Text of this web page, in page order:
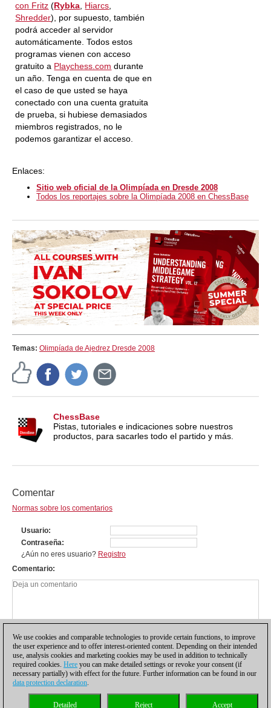
con Fritz (Rybka Hiarcs
Shredder), por supuesto, también
podrá acceder al servidor
automáticamente. Todos estos
programas vienen con acceso
gratuito a Playchess.com durante
un año. Tenga en cuenta de que en
el caso de que usted se haya
conectado con una cuenta gratuita
de prueba, si hubiese demasiados
miembros registrados, no le
podemos garantizar el acceso.
Enlaces:
Sitio web oficial de la Olimpíada en Dresde 2008
Todos los reportajes sobre la Olimpíada 2008 en ChessBase
Temas: Olimpíada de Ajedrez Dresde 2008
ChessBase
Pistas, tutoriales e indicaciones sobre nuestros
productos, para sacarles todo el partido y más.
Comentar
Normas sobre los comentarios
Usuario
Contraseña
¿Aún no eres usuario? Registro
Comentario
Política de privacidad |Para contactar Cookies Management
We use cookies and comparable technologies to provide certain functions, to improve
the user experience and to offer interest-oriented content. Depending on their intended
use, analysis cookies and marketing cookies may be used in addition to technically
required cookies. Here you can make detailed settings or revoke your consent (if
necessary partially) with effect for the future. Further information can be found in our
data protection declaration.
Accept
Reject
Detailed